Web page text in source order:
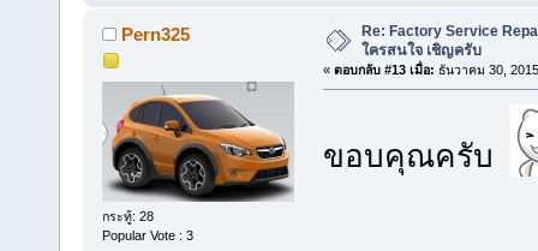
Pern325
กระทู้: 28
Popular Vote : 3
Re: Factory Service
ใครสนใจ เชิญครับ
« ตอบกลับ #13 เมื่อ: ธันวาคม 30,
ขอบคุณครับ